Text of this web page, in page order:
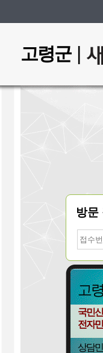
고령군|
방문
접
수
호
고
국민
전자
상담